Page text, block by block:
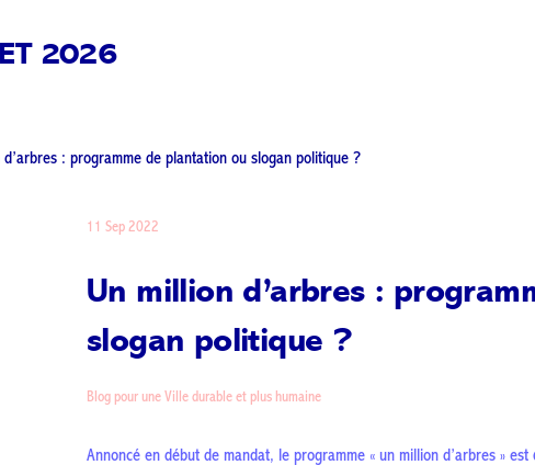
2026
11 Sep 2022
Un million d’arbres :
slogan politique ?
Blog pour une Ville durable et plus humaine
Annoncé en début de mandat, le programme « un million d’arbres » est